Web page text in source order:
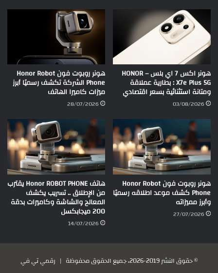
هونر اكس 7 اي بلس – HONOR
X7e Plus 5G : بطارية عملاقة
ومتانة استثنائية بسعر اقتصادي
03/08/2026
هونر روبوت فون Honor Robot
Phone الشركة تكشف رسميًا أبرز
ميزات كاميرا الهاتف
28/07/2026
هونر روبوت فون Honor Robot
Phone كشف موعد اطلاقه رسميًا
وأبرز مميزاته
27/07/2026
هاتف Honor ROBOT PHONE يقترب
من الإطلاق .. تسريب يكشف
المعالج والشاشة وكاميرات بدقة
200 ميجابكسل
14/07/2026
© حقوق النشر 2019-2026، جميع الحقوق محفوظة | رقمي تي في